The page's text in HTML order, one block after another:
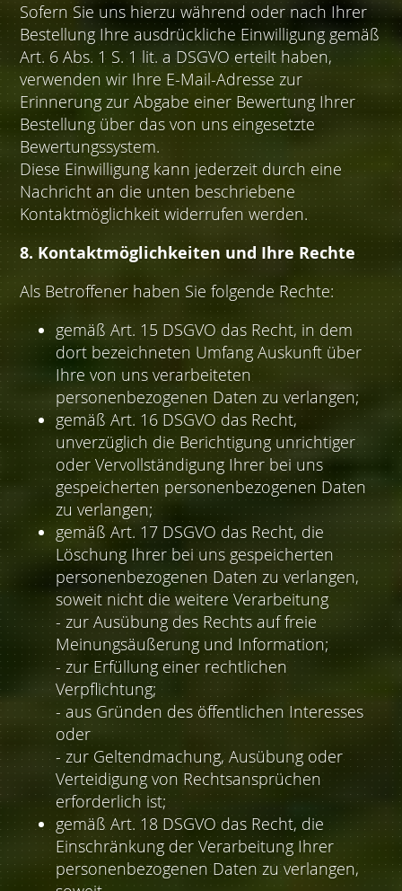
Sofern Sie uns hierzu während oder nach Ihrer
Bestellung Ihre ausdrückliche Einwilligung gemäß
Art. 6 Abs. 1 S. 1 lit. a DSGVO erteilt haben,
verwenden wir Ihre E-Mail-Adresse zur
Erinnerung zur Abgabe einer Bewertung Ihrer
Bestellung über das von uns eingesetzte
Bewertungssystem.
Diese Einwilligung kann jederzeit durch eine
Nachricht an die unten beschriebene
Kontaktmöglichkeit widerrufen werden.
8. Kontaktmöglichkeiten und Ihre Rechte
Als Betroffener haben Sie folgende Rechte:
gemäß Art. 15 DSGVO das Recht, in dem
dort bezeichneten Umfang Auskunft über
Ihre von uns verarbeiteten
personenbezogenen Daten zu verlangen;
gemäß Art. 16 DSGVO das Recht,
unverzüglich die Berichtigung unrichtiger
oder Vervollständigung Ihrer bei uns
gespeicherten personenbezogenen Daten
zu verlangen;
gemäß Art. 17 DSGVO das Recht, die
Löschung Ihrer bei uns gespeicherten
personenbezogenen Daten zu verlangen,
soweit nicht die weitere Verarbeitung
- zur Ausübung des Rechts auf freie
Meinungsäußerung und Information;
- zur Erfüllung einer rechtlichen
Verpflichtung;
- aus Gründen des öffentlichen Interesses
oder
- zur Geltendmachung, Ausübung oder
Verteidigung von Rechtsansprüchen
erforderlich ist;
gemäß Art. 18 DSGVO das Recht, die
Einschränkung der Verarbeitung Ihrer
personenbezogenen Daten zu verlangen,